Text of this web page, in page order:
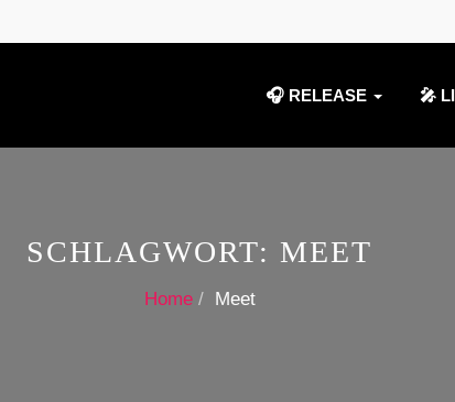
🎧 RELEASE 🎤
SCHLAGWORT: MEET
Home Meet